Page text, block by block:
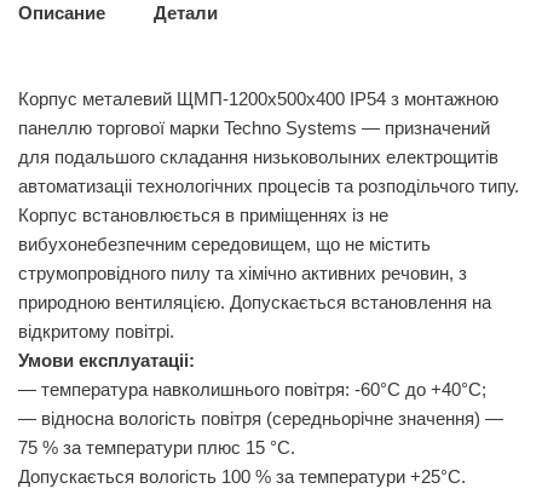
Описание Детали
Корпус металевий ЩМП-1200х500х400 IP54 з монтажною
панеллю торгової марки Techno Systems — призначений
для подальшого складання низьковолыних електрощитiв
автоматизацii технологiчних процесiв та розподiльчого типу.
Корпус встановлюється в примiщеннях із не
вибухонебезпечним середовищем, що не мiстить
струмопровiдного пилу та хiмiчно активних речовин, з
природною вентиляцiєю. Допускається встановлення на
вiдкритому повiтрі.
Умови експлуатацii:
— температура навколишнього повiтря: -60°С до +40°С;
— вiдносна вологiсть повiтря (середньорiчне значення) —
75 % за температури плюс 15 °С.
Допускається вологiсть 100 % за температури +25°С.